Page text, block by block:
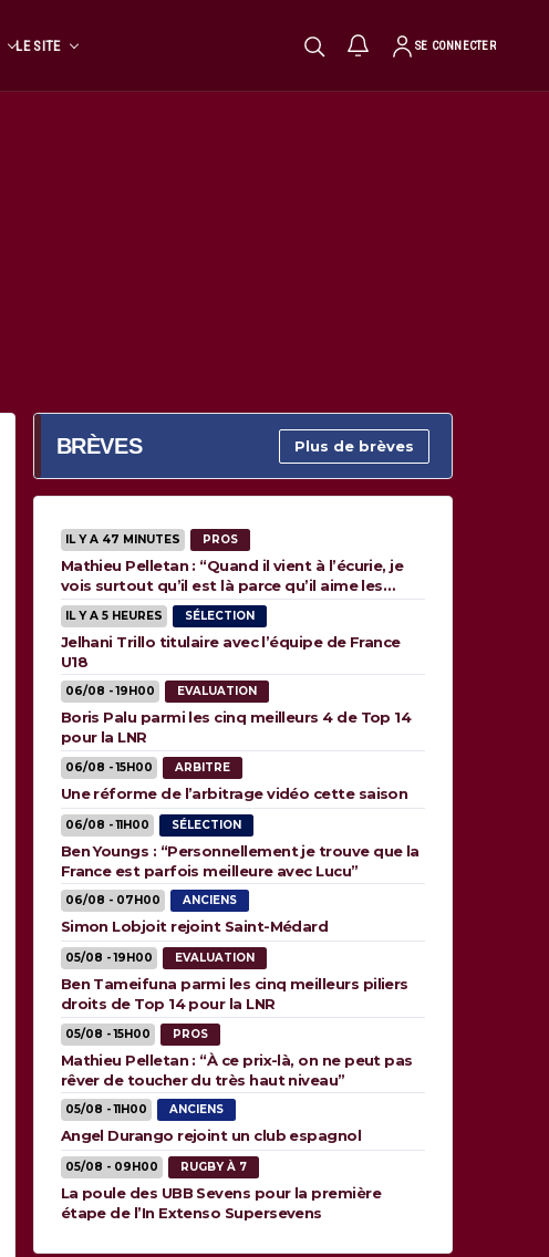
LE SITE SE CONNECTER
BRÈVES Plus de brèves
IL Y A 47 MINUTES PROS
Mathieu Pelletan : “Quand il vient à l’écurie, je
vois surtout qu’il est là parce qu’il aime les
animaux”
IL Y A 5 HEURES SÉLECTION
Jelhani Trillo titulaire avec l’équipe de France
U18
06/08 - 19H00 EVALUATION
Boris Palu parmi les cinq meilleurs 4 de Top 14
pour la LNR
06/08 - 15H00 ARBITRE
Une réforme de l’arbitrage vidéo cette saison
06/08 - 11H00 SÉLECTION
Ben Youngs : “Personnellement je trouve que la
France est parfois meilleure avec Lucu”
06/08 - 07H00 ANCIENS
Simon Lobjoit rejoint Saint-Médard
05/08 - 19H00 EVALUATION
Ben Tameifuna parmi les cinq meilleurs piliers
droits de Top 14 pour la LNR
05/08 - 15H00 PROS
Mathieu Pelletan : “À ce prix-là, on ne peut pas
rêver de toucher du très haut niveau”
05/08 - 11H00 ANCIENS
Angel Durango rejoint un club espagnol
05/08 - 09H00 RUGBY À 7
La poule des UBB Sevens pour la première
étape de l’In Extenso Supersevens